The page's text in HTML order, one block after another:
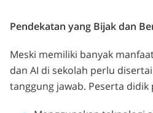
Pendekatan yang Bijak dan
Meski memiliki banyak
dan AI di sekolah perlu
tanggung jawab. Peserta